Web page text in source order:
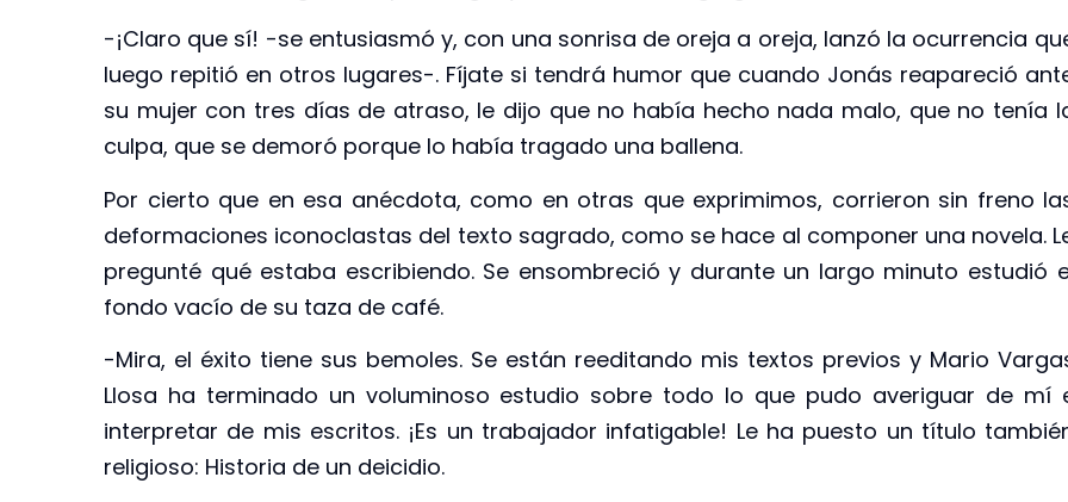
-¡Claro que sí! -se entusiasmó y, con una sonrisa de oreja a oreja, lanzó la ocurrencia
luego repitió en otros lugares-. Fíjate si tendrá humor que cuando Jonás reapareció
su mujer con tres días de atraso, le dijo que no había hecho nada malo, que no tenía
culpa, que se demoró porque lo había tragado una ballena.
Por cierto que en esa anécdota, como en otras que exprimimos, corrieron sin freno
deformaciones iconoclastas del texto sagrado, como se hace al componer una novela.
pregunté qué estaba escribiendo. Se ensombreció y durante un largo minuto estudió
fondo vacío de su taza de café.
-Mira, el éxito tiene sus bemoles. Se están reeditando mis textos previos y Mario
Llosa ha terminado un voluminoso estudio sobre todo lo que pudo averiguar de mí
interpretar de mis escritos. ¡Es un trabajador infatigable! Le ha puesto un título
religioso: Historia de un deicidio.